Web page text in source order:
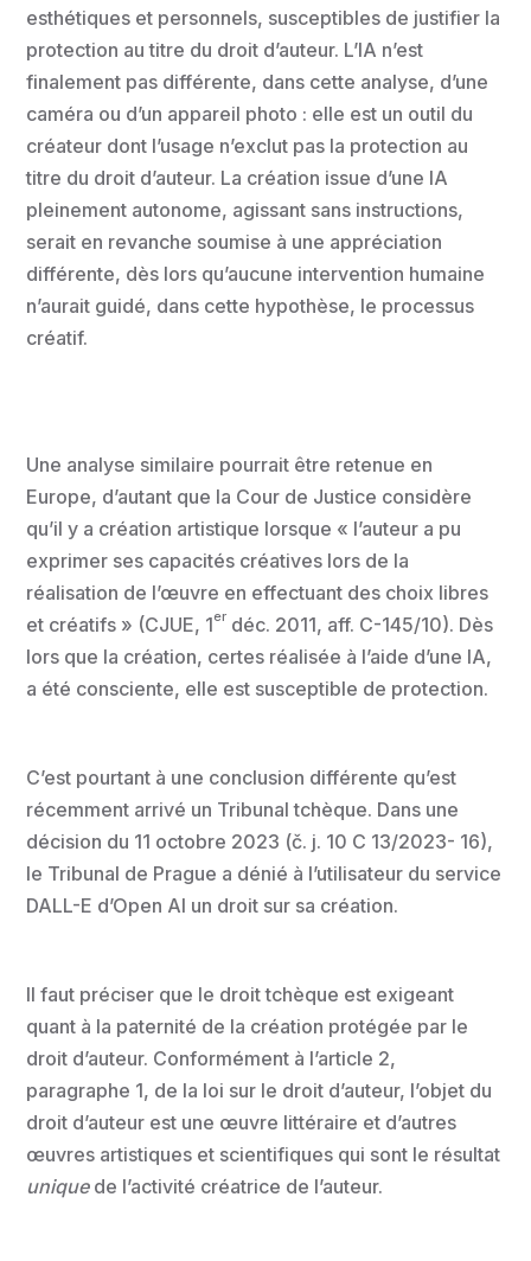
esthétiques et personnels, susceptibles de justifier la
protection au titre du droit d’auteur. L’IA n’est
finalement pas différente, dans cette analyse, d’une
caméra ou d’un appareil photo : elle est un outil du
créateur dont l’usage n’exclut pas la protection au
titre du droit d’auteur. La création issue d’une IA
pleinement autonome, agissant sans instructions,
serait en revanche soumise à une appréciation
différente, dès lors qu’aucune intervention humaine
n’aurait guidé, dans cette hypothèse, le processus
créatif.
Une analyse similaire pourrait être retenue en
Europe, d’autant que la Cour de Justice considère
qu’il y a création artistique lorsque « l’auteur a pu
exprimer ses capacités créatives lors de la
réalisation de l’œuvre en effectuant des choix libres
et créatifs » (CJUE, 1er déc. 2011, aff. C-145/10). Dès
lors que la création, certes réalisée à l’aide d’une IA,
a été consciente, elle est susceptible de protection.
C’est pourtant à une conclusion différente qu’est
récemment arrivé un Tribunal tchèque. Dans une
décision du 11 octobre 2023 (č. j. 10 C 13/2023- 16),
le Tribunal de Prague a dénié à l’utilisateur du service
DALL-E d’Open AI un droit sur sa création.
Il faut préciser que le droit tchèque est exigeant
quant à la paternité de la création protégée par le
droit d’auteur. Conformément à l’article 2,
paragraphe 1, de la loi sur le droit d’auteur, l’objet du
droit d’auteur est une œuvre littéraire et d’autres
œuvres artistiques et scientifiques qui sont le résultat
uniquede l’activité créatrice de l’auteur.